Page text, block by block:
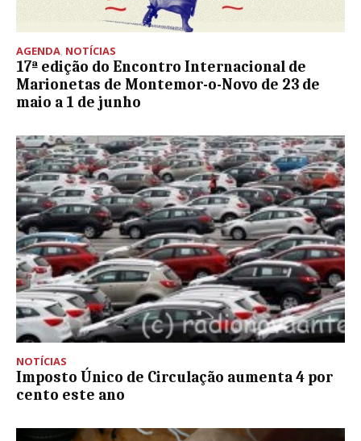
AGENDA, NOTÍCIAS
17ª edição do Encontro Internacional de
Marionetas de Montemor-o-Novo de 23 de
maio a 1 de junho
NOTÍCIAS
Imposto Único de Circulação aumenta 4 por
cento este ano